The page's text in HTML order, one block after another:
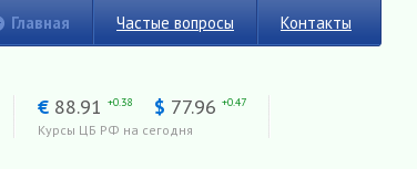
Главная Частые вопросы Контакты
€ 88.91 +0.38 $ 77.96 +0.47
Курсы ЦБ РФ на сегодня